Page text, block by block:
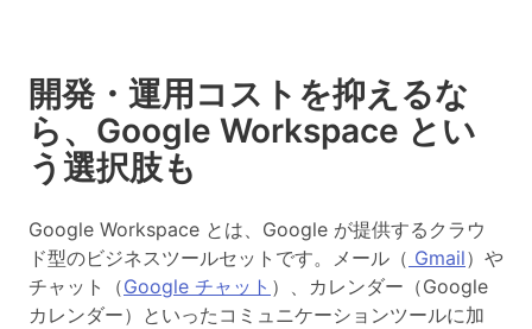
開発・運用コストを抑えるな
ら、Google Workspace とい
う選択肢も
Google Workspace とは、Google が提供するクラウ
ド型のビジネスツールセットです。メール（ Gmail）や
チャット（Google チャット ）、カレンダー（Google
カレンダー）といったコミュニケーションツールに加